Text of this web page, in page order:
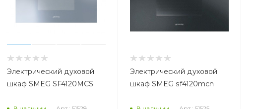
Электрический духовой
шкаф SMEG SF4120MCS
Электрический духовой
шкаф SMEG sf4120mcn